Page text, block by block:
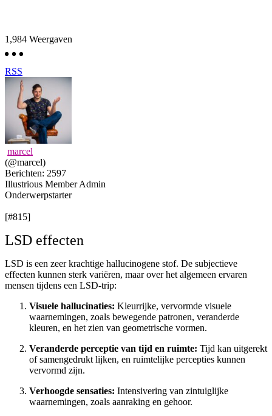
1,984 Weergaven
RSS
marcel
(@marcel)
Berichten: 2597
Illustrious Member Admin
Onderwerpstarter
[#815]
LSD effecten
LSD is een zeer krachtige hallucinogene stof. De subjectieve
effecten kunnen sterk variëren, maar over het algemeen ervaren
mensen tijdens een LSD-trip:
Visuele hallucinaties: Kleurrijke, vervormde visuele
waarnemingen, zoals bewegende patronen, veranderde
kleuren, en het zien van geometrische vormen.
Veranderde perceptie van tijd en ruimte: Tijd kan uitgerekt
of samengedrukt lijken, en ruimtelijke percepties kunnen
vervormd zijn.
Verhoogde sensaties: Intensivering van zintuiglijke
waarnemingen, zoals aanraking en gehoor.